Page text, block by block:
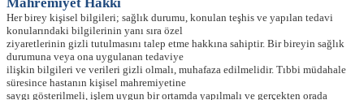
Her birey kişisel bilgileri; sağlık durumu, konulan teşhis ve yapılan tedavi
konularındaki bilgilerinin yanı sıra özel
ziyaretlerinin gizli tutulmasını talep etme hakkına sahiptir. Bir bireyin sağlık
durumuna veya ona uygulanan tedaviye
ilişkin bilgileri ve verileri gizli olmalı, muhafaza edilmelidir. Tıbbi müdahale
süresince hastanın kişisel mahremiyetine
saygı gösterilmeli, işlem uygun bir ortamda yapılmalı ve gerçekten orada